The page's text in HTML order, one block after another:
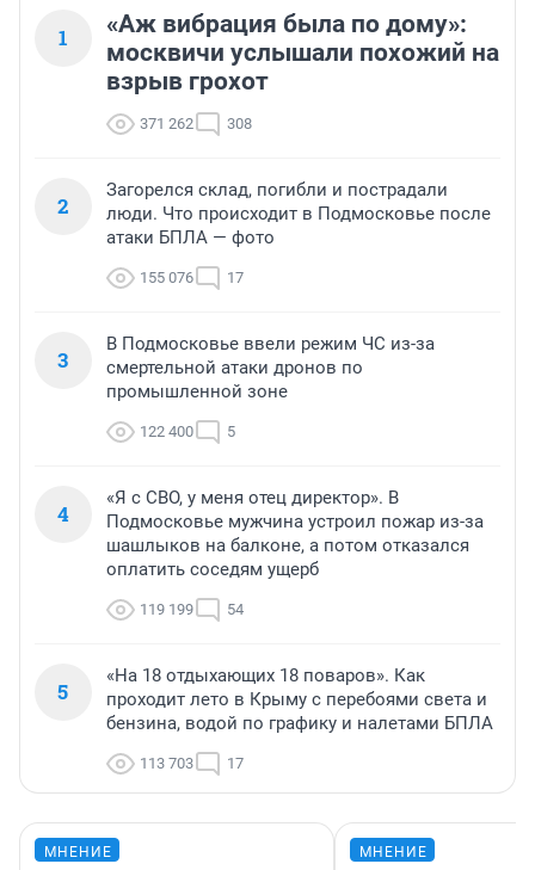
1
«Аж вибрация была по дому»:
москвичи услышали похожий на
взрыв грохот
371 262 308
2
Загорелся склад, погибли и пострадали
люди. Что происходит в Подмосковье после
атаки БПЛА — фото
155 076 17
3
В Подмосковье ввели режим ЧС из-за
смертельной атаки дронов по
промышленной зоне
122 400 5
4
«Я с СВО, у меня отец директор». В
Подмосковье мужчина устроил пожар из-за
шашлыков на балконе, а потом отказался
оплатить соседям ущерб
119 199 54
5
«На 18 отдыхающих 18 поваров». Как
проходит лето в Крыму с перебоями света и
бензина, водой по графику и налетами БПЛА
113 703 17
МНЕНИЕ МНЕНИЕ